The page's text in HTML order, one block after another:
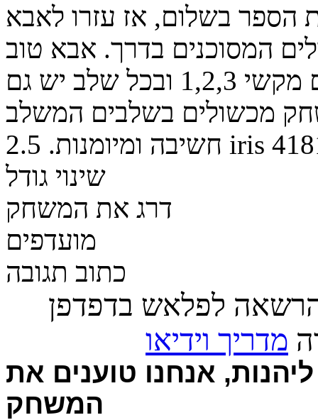
הספר בשלום, אז עזרו לאבא
המסוכנים בדרך. אבא טוב
יכול להחליף צורות שיעזרו לו עם מקשי 1,2,3 ובכל שלב יש גם
מכשולים בשלבים המשלב
חשיבה ומיומנות. 2.5 iris
שינוי גודל
דרג את המשחק
מועדפים
כתוב תגובה
לפלאש בדפדפן
מדריך וידיאו
אנחנו טוענים את
המשחק